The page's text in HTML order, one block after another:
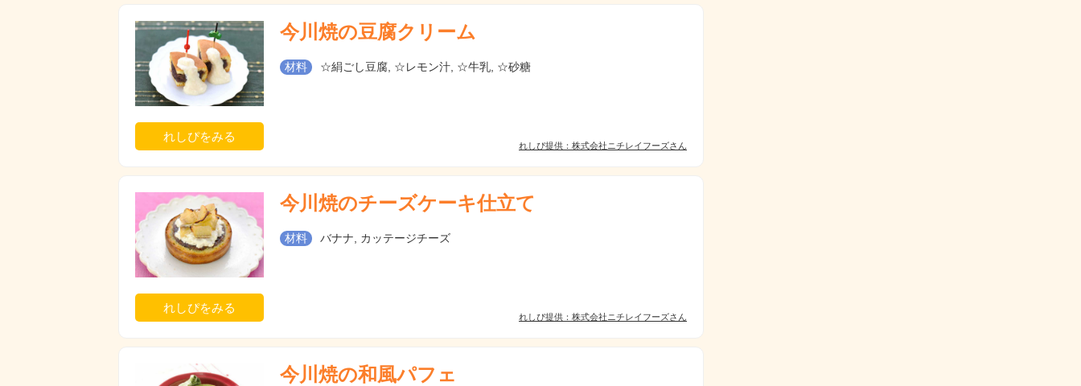
れしぴをみる
今川焼の豆腐クリーム
材料 ☆絹ごし豆腐, ☆レモン汁, ☆牛乳, ☆砂糖
れしぴ提供：株式会社ニチレイフーズさん
れしぴをみる
今川焼のチーズケーキ仕立て
材料 バナナ, カッテージチーズ
れしぴ提供：株式会社ニチレイフーズさん
今川焼の和風パフェ